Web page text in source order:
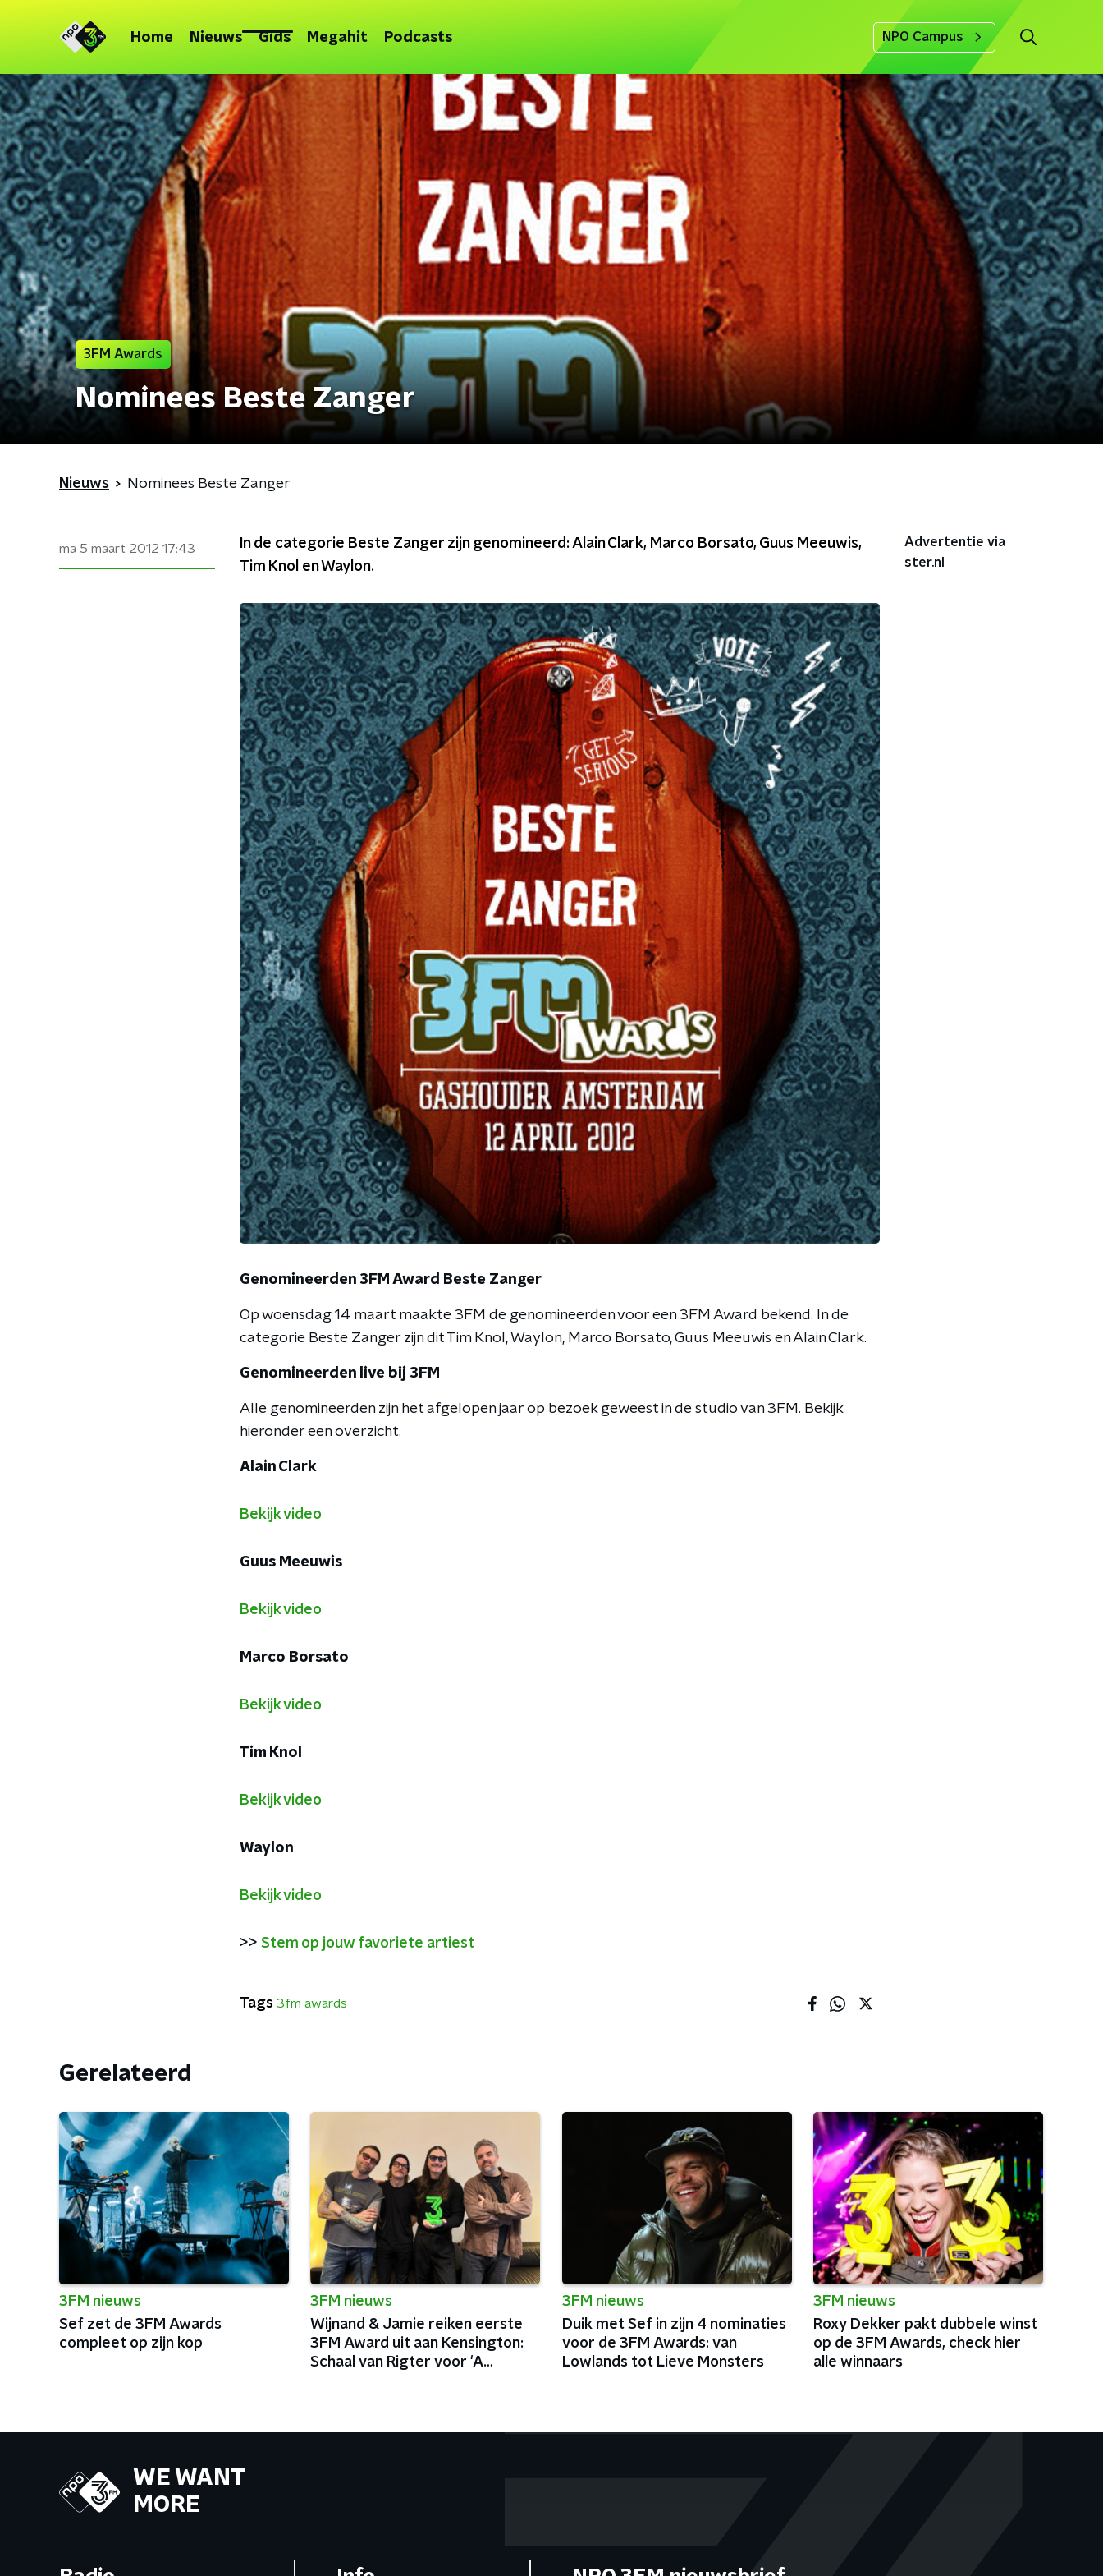
Home Nieuws Gids Megahit Podcasts NPO Campus
3FM Awards
Nominees Beste Zanger
Nieuws Nominees Beste Zanger
ma 5 maart 2012 17:43
In de categorie Beste Zanger zijn genomineerd: Alain Clark, Marco Borsato, Guus Meeuwis,
Tim Knol en Waylon.
Genomineerden 3FM Award Beste Zanger
Op woensdag 14 maart maakte 3FM de genomineerden voor een 3FM Award bekend. In de
categorie Beste Zanger zijn dit Tim Knol, Waylon, Marco Borsato, Guus Meeuwis en Alain Clark.
Genomineerden live bij 3FM
Alle genomineerden zijn het afgelopen jaar op bezoek geweest in de studio van 3FM. Bekijk
hieronder een overzicht.
Alain Clark
Bekijk video
Guus Meeuwis
Bekijk video
Marco Borsato
Bekijk video
Tim Knol
Bekijk video
Waylon
Bekijk video
>> Stem op jouw favoriete artiest
Advertentie via
ster.nl
Tags 3fm awards
Gerelateerd
3FM nieuws
Sef zet de 3FM Awards
compleet op zijn kop
3FM nieuws
Wijnand & Jamie reiken eerste
3FM Award uit aan Kensington:
Schaal van Rigter voor 'A
3FM nieuws
Duik met Sef in zijn 4 nominaties
voor de 3FM Awards: van
Lowlands tot Lieve Monsters
3FM nieuws
Roxy Dekker pakt dubbele winst
op de 3FM Awards, check hier
alle winnaars
WE WANT
MORE